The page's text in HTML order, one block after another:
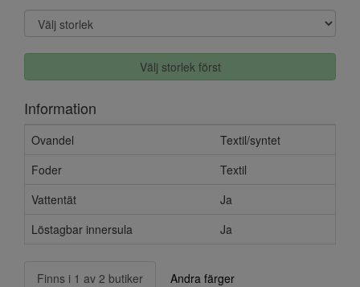
Välj storlek först
Information
Ovandel
Textil/syntet
Foder
Textil
Vattentät
Ja
Löstagbar innersula
Ja
Finns i 1 av 2 butiker
Andra färger